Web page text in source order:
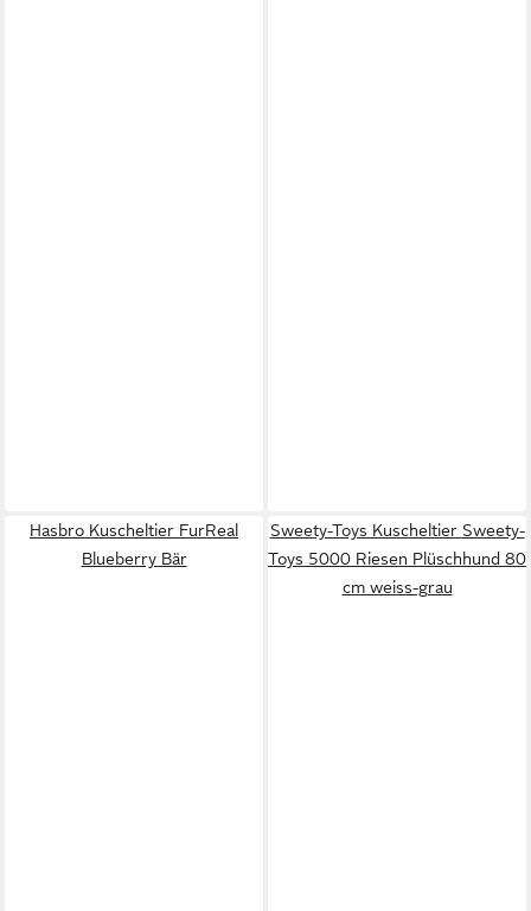
Hasbro Kuscheltier FurReal
Blueberry Bär
Sweety-Toys Kuscheltier Sweety-
Toys 5000 Riesen Plüschhund 80
cm weiss-grau